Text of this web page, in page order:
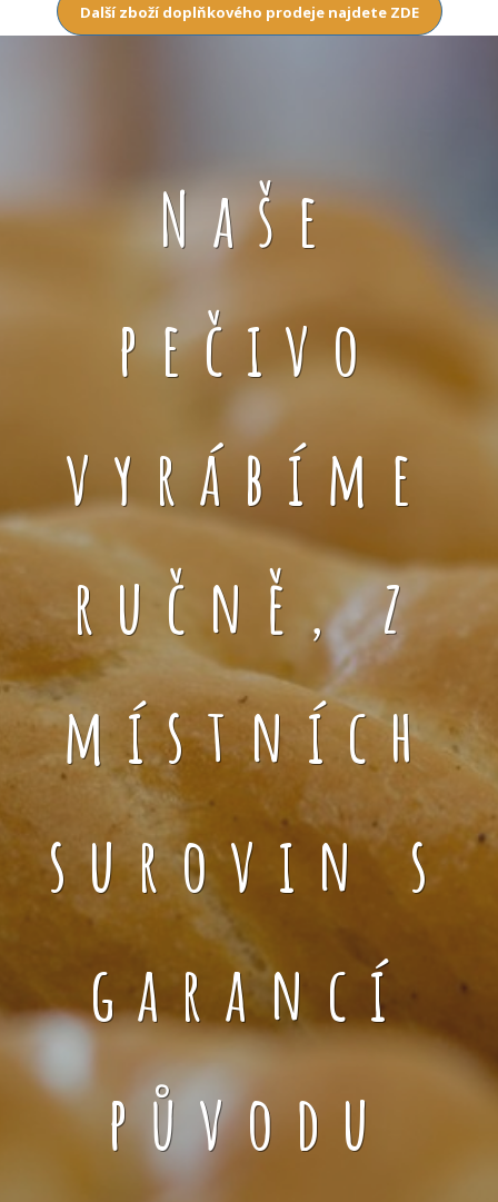
Další zboží doplňkového prodeje najdete ZDE
Naše
pečivo
vyrábíme
ručně, z
místních
surovin s
garancí
původu